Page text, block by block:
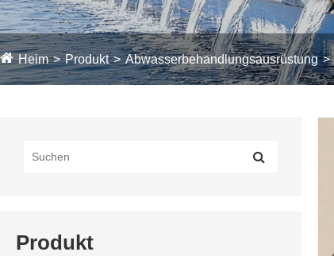
Heim Produkt Abwasserbehandlungsausrüstung
Produkt